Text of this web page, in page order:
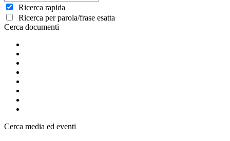
Ricerca rapida
Ricerca per parola/frase esatta
Cerca documenti
Cerca media ed eventi